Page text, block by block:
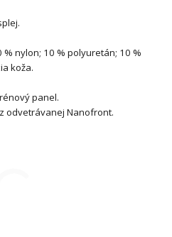
nylon; 10 % polyuretán; 10 %
koža.
panel.
odvetrávanej Nanofront.